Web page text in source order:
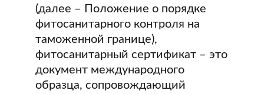
(далее – Положение о порядке
фитосанитарного контроля на
таможенной границе),
фитосанитарный сертификат – это
документ международного
образца, сопровождающий